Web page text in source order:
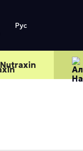
Рус
Nutraxin